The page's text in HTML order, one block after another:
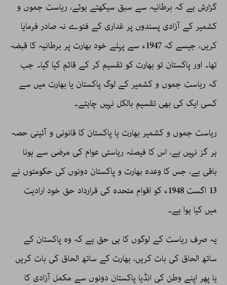
گزارش ہے کہ برطانیہ سے سبق سیکھتے ہوئے، ریاست جموں و
کشمیر کے آزادی پسندوں پر غداری کے فتوے نہ صادر فرمایا
کریں، جیسے کہ 1947ء سے پہلے خود بھارت پر برطانیہ کا قبضہ
تھا۔ اور پاکستان تو بھارت کو تقسیم کر کے قائم کیا گیا۔ جب
کہ ریاست جموں و کشمیر کے لوگ پاکستان یا بھارت میں سے
کسی ایک کی بھی تقسیم بالکل نہیں چاہتے۔
ریاست جموں و کشمیر بھارت یا پاکستان کا قانونی و آئینی حصہ
ہر گز نہیں ہے، اس کا فیصلہ ریاستی عوام کی مرضی سے ہونا
باقی ہے، جس کا وعدہ بھارت و پاکستان دونوں کی حکومتوں نے
13 اگست 1948ء کو اقوام متحدہ کی قرارداد حق خود ارادیت
میں کیا ہوا ہے۔
یہ صرف ریاست کے لوگوں کا ہی حق ہے کہ وہ پاکستان کے
ساتھ الحاق کی بات کریں، بھارت کے ساتھ الحاق کی بات کریں
یا پھر اپنے وطن کی انڈیا پاکستان دونوں سے مکمل آزادی کا